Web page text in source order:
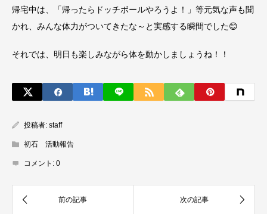
帰宅中は、「帰ったらドッチボールやろうよ！」等元気な声も聞
かれ、みんな体力がついてきたな～と実感する瞬間でした😊
それでは、明日も楽しみながら体を動かしましょうね！！
投稿者: staff
初石 活動報告
コメント: 0